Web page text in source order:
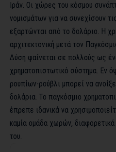
Ιράν. Οι χώρες του κόσμου
νομισμάτων για να συνεχίσουν
εξαρτώνται από το δολάριο. Η
αρχιτεκτονική μετά τον
Δύση φαίνεται σε πολλούς ως
χρηματοπιστωτικό σύστημα. Εν
ρουπίων-ρούβλι μπορεί να
δολάρια. Το παγκόσμιο
έπρεπε ιδανικά να
καμία ομάδα χωρών,
του.